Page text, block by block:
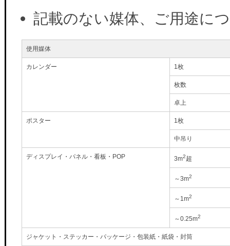
記載のない媒体、ご用途に
使用媒体
カレンダー 1枚
枚数
卓上
ポスター 1枚
中吊り
ディスプレイ・パネル・看板・POP 3m2超
～3m2
～1m2
～0.25m2
ジャケット・ステッカー・パッケージ・包装紙・紙袋・封筒